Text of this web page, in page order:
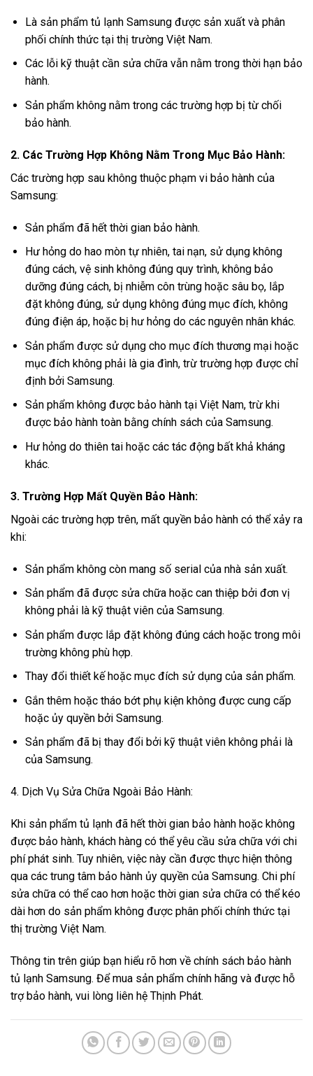
Là sản phẩm tủ lạnh Samsung được sản xuất và phân
phối chính thức tại thị trường Việt Nam.
Các lỗi kỹ thuật cần sửa chữa vẫn nằm trong thời hạn bảo
hành.
Sản phẩm không nằm trong các trường hợp bị từ chối
bảo hành.
2. Các Trường Hợp Không Nằm Trong Mục Bảo Hành:
Các trường hợp sau không thuộc phạm vi bảo hành của
Samsung:
Sản phẩm đã hết thời gian bảo hành.
Hư hỏng do hao mòn tự nhiên, tai nạn, sử dụng không
đúng cách, vệ sinh không đúng quy trình, không bảo
dưỡng đúng cách, bị nhiễm côn trùng hoặc sâu bọ, lắp
đặt không đúng, sử dụng không đúng mục đích, không
đúng điện áp, hoặc bị hư hỏng do các nguyên nhân khác.
Sản phẩm được sử dụng cho mục đích thương mại hoặc
mục đích không phải là gia đình, trừ trường hợp được chỉ
định bởi Samsung.
Sản phẩm không được bảo hành tại Việt Nam, trừ khi
được bảo hành toàn bằng chính sách của Samsung.
Hư hỏng do thiên tai hoặc các tác động bất khả kháng
khác.
3. Trường Hợp Mất Quyền Bảo Hành:
Ngoài các trường hợp trên, mất quyền bảo hành có thể xảy ra
khi:
Sản phẩm không còn mang số serial của nhà sản xuất.
Sản phẩm đã được sửa chữa hoặc can thiệp bởi đơn vị
không phải là kỹ thuật viên của Samsung.
Sản phẩm được lắp đặt không đúng cách hoặc trong môi
trường không phù hợp.
Thay đổi thiết kế hoặc mục đích sử dụng của sản phẩm.
Gắn thêm hoặc tháo bớt phụ kiện không được cung cấp
hoặc ủy quyền bởi Samsung.
Sản phẩm đã bị thay đổi bởi kỹ thuật viên không phải là
của Samsung.
4. Dịch Vụ Sửa Chữa Ngoài Bảo Hành:
Khi sản phẩm tủ lạnh đã hết thời gian bảo hành hoặc không
được bảo hành, khách hàng có thể yêu cầu sửa chữa với chi
phí phát sinh. Tuy nhiên, việc này cần được thực hiện thông
qua các trung tâm bảo hành ủy quyền của Samsung. Chi phí
sửa chữa có thể cao hơn hoặc thời gian sửa chữa có thể kéo
dài hơn do sản phẩm không được phân phối chính thức tại
thị trường Việt Nam.
Thông tin trên giúp bạn hiểu rõ hơn về chính sách bảo hành
tủ lạnh Samsung. Để mua sản phẩm chính hãng và được hỗ
trợ bảo hành, vui lòng liên hệ Thịnh Phát.